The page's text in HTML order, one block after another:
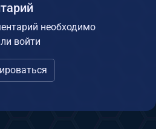
необходимо
войти